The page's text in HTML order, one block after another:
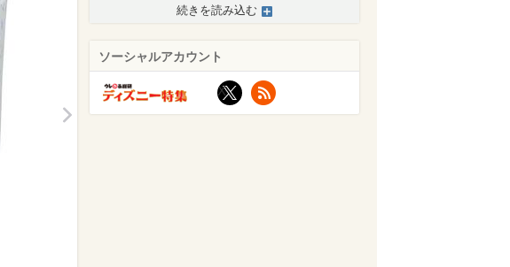
>
続きを読み込む
ソーシャルアカウント
X